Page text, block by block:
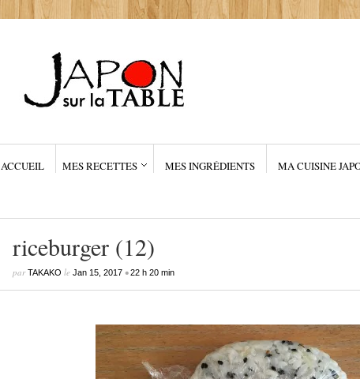
ACCUEIL MES RECETTES MES INGRÉDIENTS MA CUISINE
riceburger (12)
parTAKAKO le Jan 15, 2017•22 h 20 min